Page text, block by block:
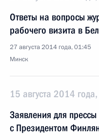
Ответы на вопросы
рабочего визита в
27 августа 2014 года, 01:45
Минск
15 августа 2014
Заявления для
с Президентом